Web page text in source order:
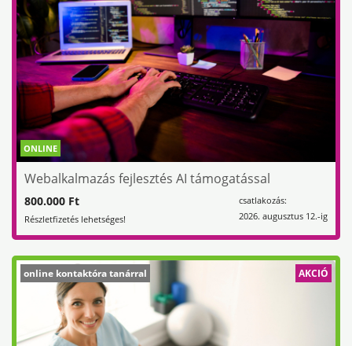
ONLINE
Webalkalmazás fejlesztés AI támogatással
csatlakozás:
2026. augusztus 12.-ig
800.000 Ft
Részletfizetés lehetséges!
online kontaktóra tanárral AKCIÓ